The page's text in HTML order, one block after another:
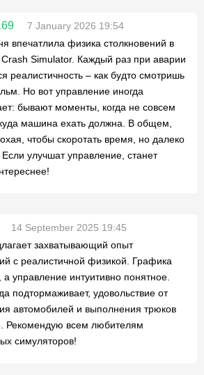
7 January 2026 19:54
впечатлила физика столкновений в
Simulator. Каждый раз при аварии
реалистичность – как будто смотришь
Но вот управление иногда
бывают моменты, когда не совсем
машина ехать должна. В общем,
чтобы скоротать время, но далеко
улучшат управление, станет
14 September 2025 19:45
захватывающий опыт
с реалистичной физикой. Графика
а управление интуитивно понятное.
подтормаживает, удовольствие от
автомобилей и выполнения трюков
Рекомендую всем любителям
симуляторов!